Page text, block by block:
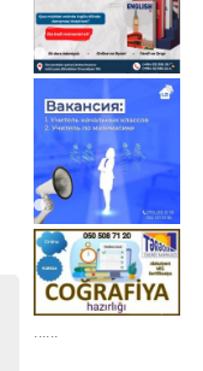
https://wa.me/
......